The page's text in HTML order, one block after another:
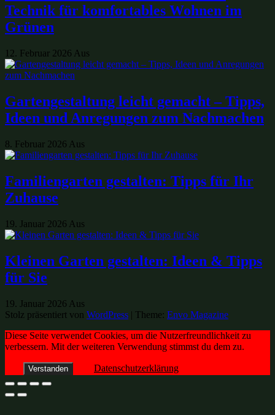
Technik für komfortables Wohnen im
Grünen
12. Februar 2026 Aus
Gartengestaltung leicht gemacht – Tipps,
Ideen und Anregungen zum Nachmachen
8. Februar 2026 Aus
Familiengarten gestalten: Tipps für Ihr
Zuhause
19. Januar 2026 Aus
Kleinen Garten gestalten: Ideen & Tipps
für Sie
19. Januar 2026 Aus
Stolz präsentiert von WordPress | Theme: Envo Magazine
Diese Seite verwendet Cookies, um die Nutzerfreundlichkeit zu
verbessern. Mit der weiteren Verwendung stimmst du dem zu.
Verstanden Datenschutzerklärung